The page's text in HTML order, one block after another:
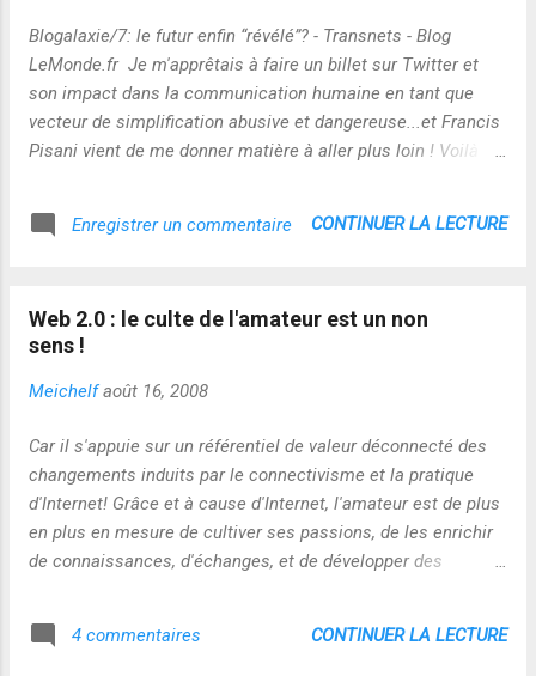
d’où l’influence des filtres humains et des réseaux sociaux
dans ce processus !
Blogalaxie/7: le futur enfin “révélé”? - Transnets - Blog
LeMonde.fr Je m'apprêtais à faire un billet sur Twitter et
son impact dans la communication humaine en tant que
vecteur de simplification abusive et dangereuse...et Francis
Pisani vient de me donner matière à aller plus loin ! Voilà ce
savent, ce qu’ils pensent ou ce qu’ils croient. Mais les gens
images en fonction de l’inspiration et on les met en ligne
dès qu’on peut. Sarah donne même le site personnel d’Alan
Cheslow entièrement conçu de cette façon. Intéressant je
billet parle exclusivement de l’évolution des blogs
personnels, de ceux qui correspondent le plus clairement à
un ego trip. Son autre exemple n’est...
Enregistrer un commentaire CONTINUER LA LECTURE
Web 2.0 : le culte de l'amateur est un non
sens !
Meichelf août 16, 2008
Car il s'appuie sur un référentiel de valeur déconnecté des
changements induits par le connectivisme et la pratique
d'Internet! Grâce et à cause d'Internet, l'amateur est de plus
en plus en mesure de cultiver ses passions, de les enrichir
de connaissances, d'échanges, et de développer des
des sujets qui l'intéressent ! Grâce et à cause d'Internet,
l'expert a une vision de plus en plus ouverte, transversale et
4 commentaires CONTINUER LA LECTURE